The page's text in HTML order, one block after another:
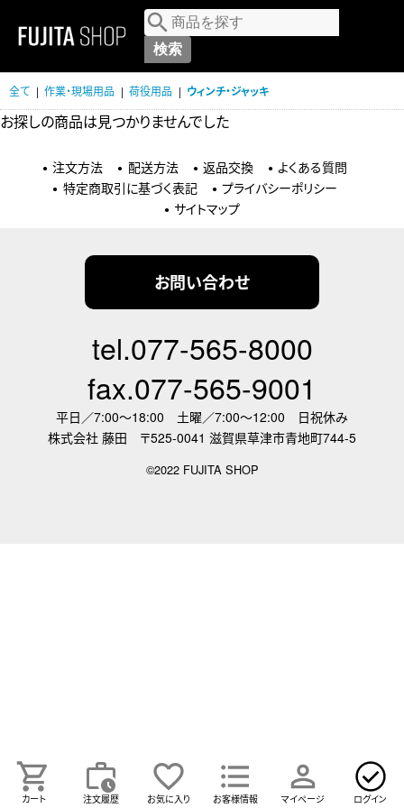
MENU
カート 注文履歴 お気に入り お客様情報 マイページ ログイン
全て | 作業・現場用品 | 荷役用品 | ウィンチ・ジャッキ
お探しの商品は見つかりませんでした
注文方法 配送方法 返品交換
よくある質問
特定商取引に基づく表記
プライバシーポリシー
サイトマップ
お問い合わせ
tel.077-565-8000
fax.077-565-9001
平日／7:00～18:00
土曜／7:00～12:00 日祝休み
株式会社 藤田
〒525-0041 滋賀県草津市青地町744-5
©2022 FUJITA SHOP